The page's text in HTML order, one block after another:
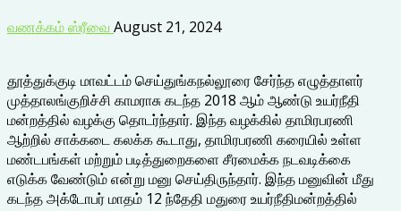
வணக்கம் ஸ்ரீவை August 21, 2024
தூத்துக்குடி மாவட்டம் செய்துங்கநல்லூரை சேர்ந்த எழுத்தாளர்
முத்தாலங்குறிச்சி காமராசு கடந்த 2018 ஆம் ஆண்டு உயர்நீதி
மன்றத்தில் வழக்கு தொடர்ந்தார். இந்த வழக்கில் தாமிரபரணி
ஆற்றில் சாக்கடை கலக்க கூடாது, தாமிரபரணி கரையில் உள்ள
மண்டபங்கள் மற்றும் படித்துறைகளை சீரமைக்க நடவடிக்கை
எடுக்க வேண்டும் என்று மனு செய்திருந்தார். இந்த மனுவின் மீது
கடந்த அக்டோபர் மாதம் 12 ந்தேதி மதுரை உயர்நீதிமன்றத்தில்